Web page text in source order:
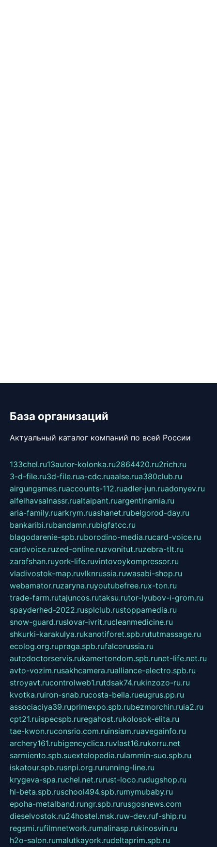
База организаций
Актуальный каталог компаний по всей России
133chel.ru13autor-kolonka.ru2864420.ru2rich.ru
3-d-file.ru3d-file.rua-cdc.ruaalse.rua380club.ru
airgungames.ruaccounts-112.ruadler-jun.ruadonyev.ru
alfeihavsalnassr.rualtaipant.ruargentinamia.ru
aria-family.ruarkrym.ruashanet.rubelgorod-day.ru
bankaribi.rubandamn.rubigfatcc.ru
blagodarenie-spb.ruborodino-media.rucard-voice.ru
cardvoice.ruzed-online.ruzvonitut.ruzebra-tlt.ru
zarafshan.ruyork-life.ruvintovoykompressor.ru
vladivostok-map.ruvlknrussia.ruwasabi-shop.ru
webamator.ruzaryna.ruyoutubefree.rux-ton.ru
trade-farm.rutajuncos.rutaksu.rutor-lyubov-i-grom.ru
spayderhed-2022.rusplclub.rustoppamedia.ru
snow-guard.ruslovar-ivrit.rucleanmedicine.ru
shkurki-karakulya.rukanotiforet.spb.rututmassage.ru
ecolog.org.rupraga.spb.rufalcorussia.ru
autodoctorservis.rukamertondom.spb.runet-life.net.ru
avto-vozim.rusakhcamera.rualliance-electro.spb.ru
stroyavt.rucontrolweb1.rutdsak74.rukinzozo-ru.ru
kvotka.ruiron-snab.rucosta-bella.rueugrus.pp.ru
associaciya39.ruprimexpo.spb.rubezmorchin.ruia2.ru
cpt21.ruispecspb.ruregahost.rukolosok-elita.ru
tae-kwon.ruconsrio.com.ruinsiam.ruavegainfo.ru
archery161.rubigencyclica.ruvlast16.rukorru.net
sarmiento.spb.suextelopedia.rulammin-suo.spb.ru
iskatour.spb.rusnpi.org.rurunning-line.ru
krygeva-spa.ruchel.net.rurust-loco.rudugshop.ru
hl-beta.spb.ruschool494.spb.rumymubaby.ru
epoha-metalband.rungr.spb.rurusgosnews.com
dieselvostok.ru24hostel.msk.ruw-dev.ruf-ship.ru
regsmi.rufilmnetwork.rumalinasp.rukinosvin.ru
h2o-salon.rumalutkayork.rudeltaprim.spb.ru